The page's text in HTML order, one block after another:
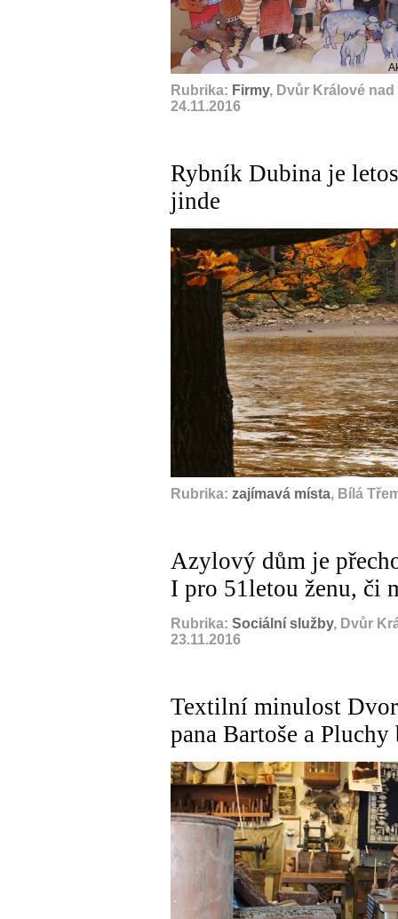
Rubrika: Firmy, Dvůr Králové
24.11.2016
Rybník Dubina je
jinde
Rubrika: zajímavá místa, Bílá
Azylový dům je
I pro 51letou ženu, či
Rubrika: Sociální služby, Dvůr
23.11.2016
Textilní minulost
pana Bartoše a